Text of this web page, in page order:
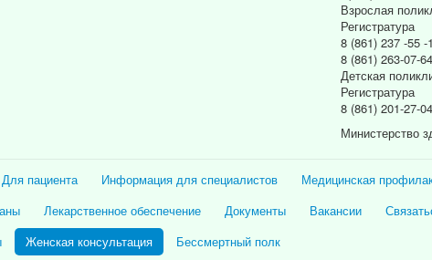
Взрослая
Регистратура
8 (861) 237 -55 -
8 (861) 263-07-64
Детская
Регистратура
8 (861) 201-27-04
Министерство
Для пациента Информация для специалистов
Медицинская
Лекарственное обеспечение Документы Вакансии
Женская консультация Бессмертный полк